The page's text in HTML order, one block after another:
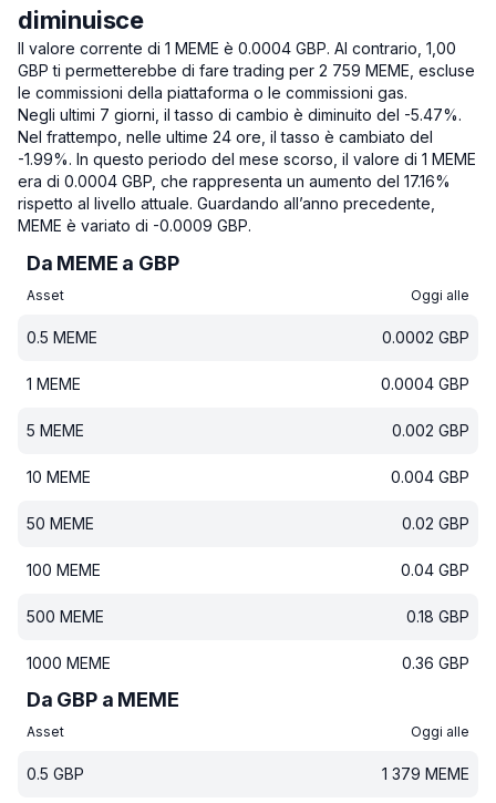
diminuisce
Il valore corrente di 1 MEME è 0.0004 GBP. Al contrario, 1,00
GBP ti permetterebbe di fare trading per 2 759 MEME, escluse
le commissioni della piattaforma o le commissioni gas.
Negli ultimi 7 giorni, il tasso di cambio è diminuito del -5.47%.
Nel frattempo, nelle ultime 24 ore, il tasso è cambiato del
-1.99%. In questo periodo del mese scorso, il valore di 1 MEME
era di 0.0004 GBP, che rappresenta un aumento del 17.16%
rispetto al livello attuale. Guardando all’anno precedente,
MEME è variato di -0.0009 GBP.
Da MEME a GBP
Asset Oggi alle
0.5 MEME 0.0002 GBP
1 MEME 0.0004 GBP
5 MEME 0.002 GBP
10 MEME 0.004 GBP
50 MEME 0.02 GBP
100 MEME 0.04 GBP
500 MEME 0.18 GBP
1000 MEME 0.36 GBP
Da GBP a MEME
Asset Oggi alle
0.5 GBP 1 379 MEME